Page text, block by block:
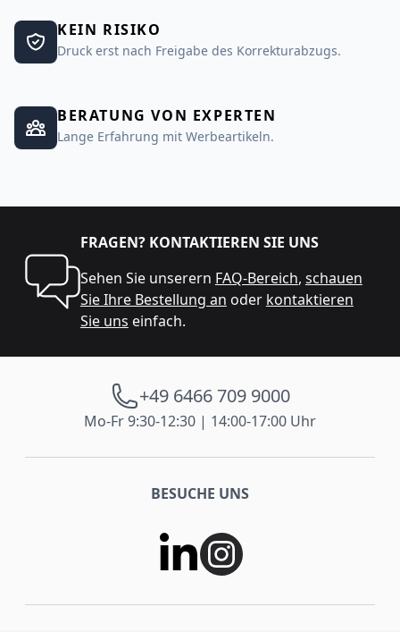
KEIN RISIKO
Druck erst nach Freigabe des Korrekturabzugs.
BERATUNG VON EXPERTEN
Lange Erfahrung mit Werbeartikeln.
FRAGEN? KONTAKTIEREN SIE UNS
Sehen Sie unserern FAQ-Bereich, schauen
Sie Ihre Bestellung an oder kontaktieren
Sie uns einfach.
+49 6466 709 9000
Mo-Fr 9:30-12:30 | 14:00-17:00 Uhr
BESUCHE UNS